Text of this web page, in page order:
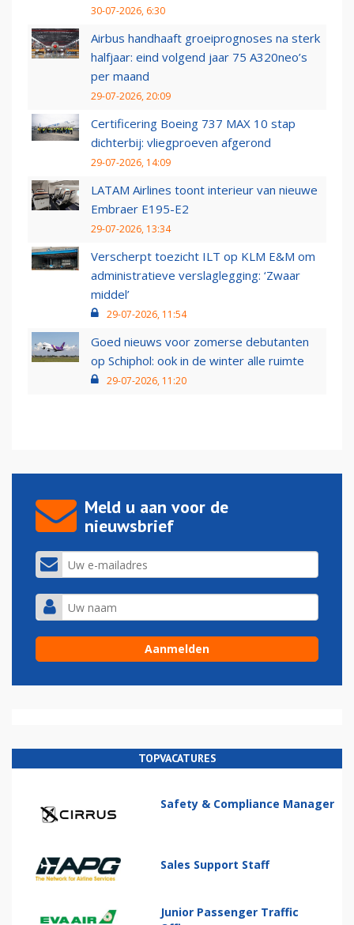
30-07-2026, 6:30
Airbus handhaaft groeiprognoses na sterk
halfjaar: eind volgend jaar 75 A320neo’s
per maand
29-07-2026, 20:09
Certificering Boeing 737 MAX 10 stap
dichterbij: vliegproeven afgerond
29-07-2026, 14:09
LATAM Airlines toont interieur van nieuwe
Embraer E195-E2
29-07-2026, 13:34
Verscherpt toezicht ILT op KLM E&M om
administratieve verslaglegging: ‘Zwaar
middel’
29-07-2026, 11:54
Goed nieuws voor zomerse debutanten
op Schiphol: ook in de winter alle ruimte
29-07-2026, 11:20
Meld u aan voor de
nieuwsbrief
TOPVACATURES
Safety & Compliance Manager
Sales Support Staff
Junior Passenger Traffic